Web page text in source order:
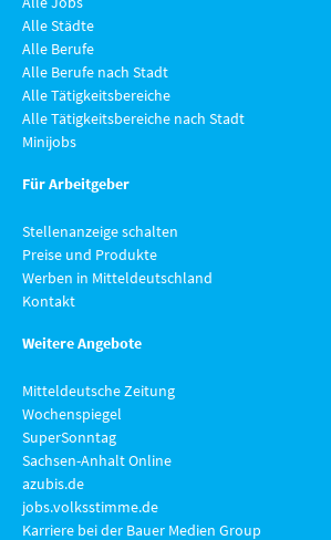
Alle Städte
Alle Berufe
Alle Berufe nach Stadt
Alle Tätigkeitsbereiche
Alle Tätigkeitsbereiche nach Stadt
Minijobs
Für Arbeitgeber
Stellenanzeige schalten
Preise und Produkte
Werben in Mitteldeutschland
Kontakt
Weitere Angebote
Mitteldeutsche Zeitung
Wochenspiegel
SuperSonntag
Sachsen-Anhalt Online
azubis.de
jobs.volksstimme.de
Karriere bei der Bauer Medien Group